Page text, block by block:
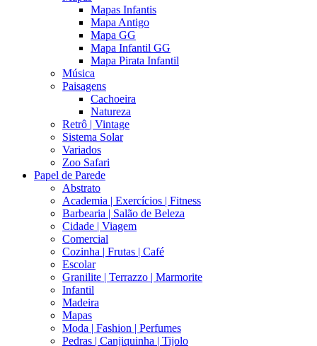
Mapas Infantis
Mapa Antigo
Mapa GG
Mapa Infantil GG
Mapa Pirata Infantil
Música
Paisagens
Cachoeira
Natureza
Retrô | Vintage
Sistema Solar
Variados
Zoo Safari
Papel de Parede
Abstrato
Academia | Exercícios | Fitness
Barbearia | Salão de Beleza
Cidade | Viagem
Comercial
Cozinha | Frutas | Café
Escolar
Granilite | Terrazzo | Marmorite
Infantil
Madeira
Mapas
Moda | Fashion | Perfumes
Pedras | Canjiquinha | Tijolo